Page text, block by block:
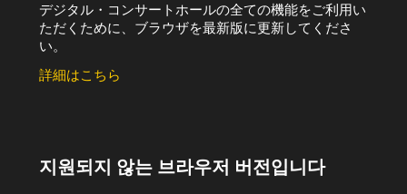
デジタル・コンサートホールの全ての機能をご利用い
ただくために、ブラウザを最新版に更新してくださ
い。
詳細はこちら
지원되지 않는 브라우저 버전입니다